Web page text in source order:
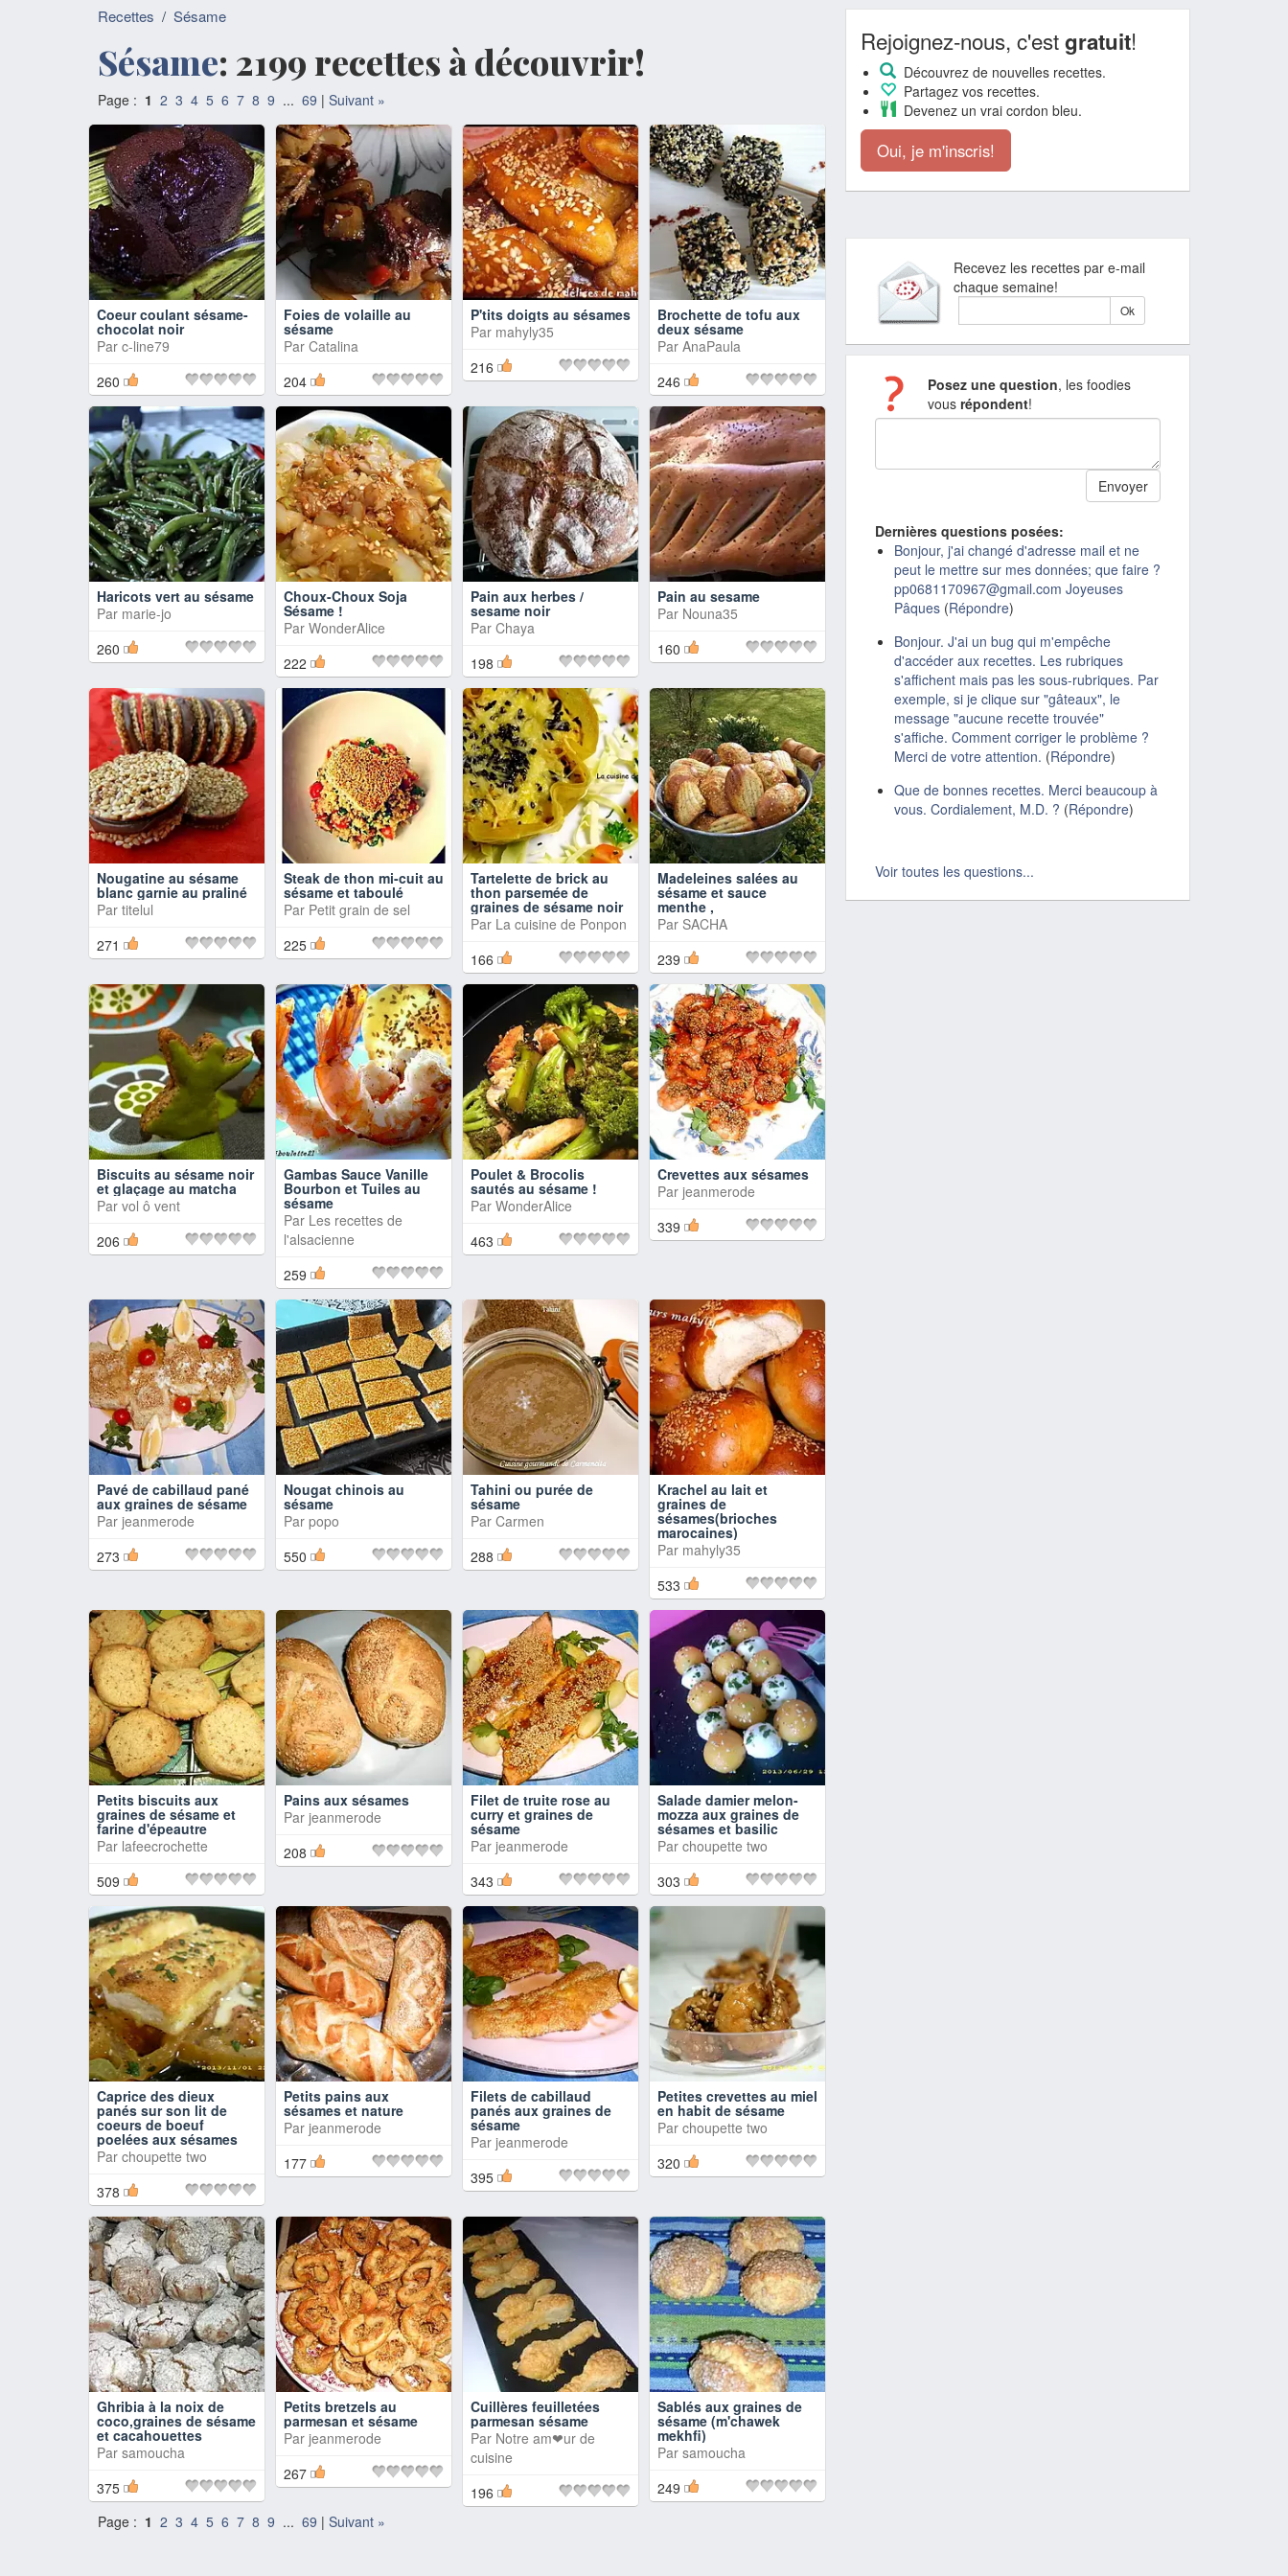
Recettes / Sésame
Sésame: 2199 recettes à découvrir!
Page : 1 2 3 4 5 6 7 8 9 ... 69 | Suivant »
Coeur coulant sésame-
chocolat noir
Par c-line79
260
Foies de volaille au
sésame
Par Catalina
204
P'tits doigts au sésames
Par mahyly35
216
Brochette de tofu aux
deux sésame
Par AnaPaula
246
Haricots vert au sésame
Par marie-jo
260
Choux-Choux Soja
Sésame !
Par WonderAlice
222
Pain aux herbes /
sesame noir
Par Chaya
198
Pain au sesame
Par Nouna35
160
Nougatine au sésame
blanc garnie au praliné
Par titelul
271
Steak de thon mi-cuit au
sésame et taboulé
Par Petit grain de sel
225
Tartelette de brick au
thon parsemée de
graines de sésame noir
Par La cuisine de Ponpon
166
Madeleines salées au
sésame et sauce
menthe ,
Par SACHA
239
Biscuits au sésame noir
et glaçage au matcha
Par vol ô vent
206
Gambas Sauce Vanille
Bourbon et Tuiles au
sésame
Par Les recettes de
l'alsacienne
259
Poulet & Brocolis
sautés au sésame !
Par WonderAlice
463
Crevettes aux sésames
Par jeanmerode
339
Pavé de cabillaud pané
aux graines de sésame
Par jeanmerode
273
Nougat chinois au
sésame
Par popo
550
Tahini ou purée de
sésame
Par Carmen
288
Krachel au lait et
graines de
sésames(brioches
marocaines)
Par mahyly35
533
Petits biscuits aux
graines de sésame et
farine d'épeautre
Par lafeecrochette
509
Pains aux sésames
Par jeanmerode
208
Filet de truite rose au
curry et graines de
sésame
Par jeanmerode
343
Salade damier melon-
mozza aux graines de
sésames et basilic
Par choupette two
303
Caprice des dieux
panés sur son lit de
coeurs de boeuf
poelées aux sésames
Par choupette two
378
Petits pains aux
sésames et nature
Par jeanmerode
177
Filets de cabillaud
panés aux graines de
sésame
Par jeanmerode
395
Petites crevettes au miel
en habit de sésame
Par choupette two
320
Ghribia à la noix de
coco,graines de sésame
et cacahouettes
Par samoucha
375
Petits bretzels au
parmesan et sésame
Par jeanmerode
267
Cuillères feuilletées
parmesan sésame
Par Notre am❤ur de
cuisine
196
Sablés aux graines de
sésame (m'chawek
mekhfi)
Par samoucha
249
Page : 1 2 3 4 5 6 7 8 9 ... 69 | Suivant »
Rejoignez-nous, c'estgratuit!
Découvrez de nouvelles recettes.
Partagez vos recettes.
Devenez un vrai cordon bleu.
Oui, je m'inscris!
Recevez les recettes par e-mail
chaque semaine!
Posez une question, les foodies
vous répondent!
Dernières questions posées:
Bonjour, j'ai changé d'adresse mail et ne
peut le mettre sur mes données; que faire ?
pp0681170967@gmail.com Joyeuses
Pâques (Répondre)
Bonjour. J'ai un bug qui m'empêche
d'accéder aux recettes. Les rubriques
s'affichent mais pas les sous-rubriques. Par
exemple, si je clique sur "gâteaux", le
message "aucune recette trouvée"
s'affiche. Comment corriger le problème ?
Merci de votre attention. (Répondre)
Que de bonnes recettes. Merci beaucoup à
vous. Cordialement, M.D. ? (Répondre)
Voir toutes les questions...